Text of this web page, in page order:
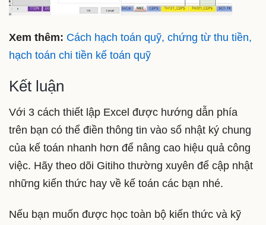
Xem thêm: Cách hạch toán quỹ, chứng từ thu tiền,
hạch toán chi tiền kế toán quỹ
Kết luận
Với 3 cách thiết lập Excel được hướng dẫn phía
trên bạn có thể điền thông tin vào sổ nhật ký chung
của kế toán nhanh hơn để nâng cao hiệu quả công
việc. Hãy theo dõi Gitiho thường xuyên để cập nhật
những kiến thức hay về kế toán các bạn nhé.
Nếu bạn muốn được học toàn bộ kiến thức và kỹ